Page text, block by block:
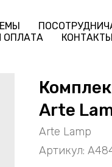
ОПЛАТА КОНТАКТЫ
Arte
Arte Lamp
Артикул: